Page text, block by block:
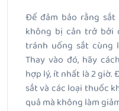
Để đảm bảo rằng
không bị cản trở bởi
tránh uống sắt cùng
Thay vào đó, hãy
hợp lý, ít nhất là 2 giờ.
sắt và các loại thuốc
quả mà không làm